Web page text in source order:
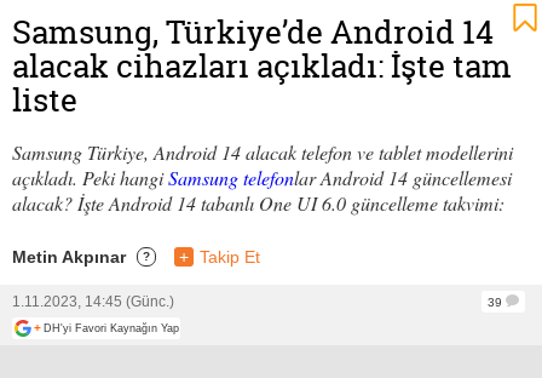
Samsung, Türkiye’de Android 14
alacak cihazları açıkladı: İşte tam
liste
Samsung Türkiye, Android 14 alacak telefon ve tablet modellerini
açıkladı. Peki hangiSamsung telefonlar Android 14 güncellemesi
alacak? İşte Android 14 tabanlı One UI 6.0 güncelleme takvimi:
Metin Akpınar ? + Takip Et
1.11.2023, 14:45 (Günc.)
39
+ DH'yi Favori Kaynağın Yap